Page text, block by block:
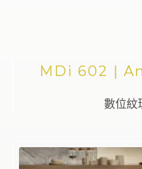
MDi 602 |
數位紋